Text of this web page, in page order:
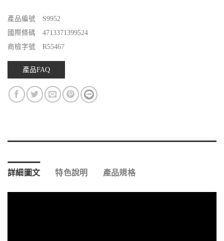
產品編號 S9952
國際條碼 4713371399524
商檢字號 R55467
產品FAQ
詳細圖文 特色說明 產品規格